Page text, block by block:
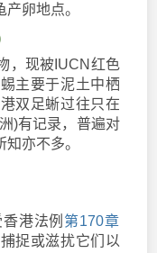
卵地点。
，现被IUCN红色
主要于泥土中栖
双足蜥过往只在
)有记录，普遍对
亦不多。
港法例 第170章
捉或滋扰它们以